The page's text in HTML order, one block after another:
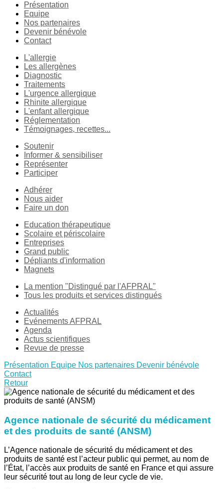
Présentation
Equipe
Nos partenaires
Devenir bénévole
Contact
L'allergie
Les allergènes
Diagnostic
Traitements
L'urgence allergique
Rhinite allergique
L'enfant allergique
Réglementation
Témoignages, recettes...
Soutenir
Informer & sensibiliser
Représenter
Participer
Adhérer
Nous aider
Faire un don
Education thérapeutique
Scolaire et périscolaire
Entreprises
Grand public
Dépliants d'information
Magnets
La mention "Distingué par l'AFPRAL"
Tous les produits et services distingués
Actualités
Evénements AFPRAL
Agenda
Actus scientifiques
Revue de presse
Présentation Equipe Nos partenaires Devenir bénévole
Contact
Retour
Agence nationale de sécurité du médicament
et des produits de santé (ANSM)
L’Agence nationale de sécurité du médicament et des
produits de santé est l’acteur public qui permet, au nom de
l’État, l’accès aux produits de santé en France et qui assure
leur sécurité tout au long de leur cycle de vie.